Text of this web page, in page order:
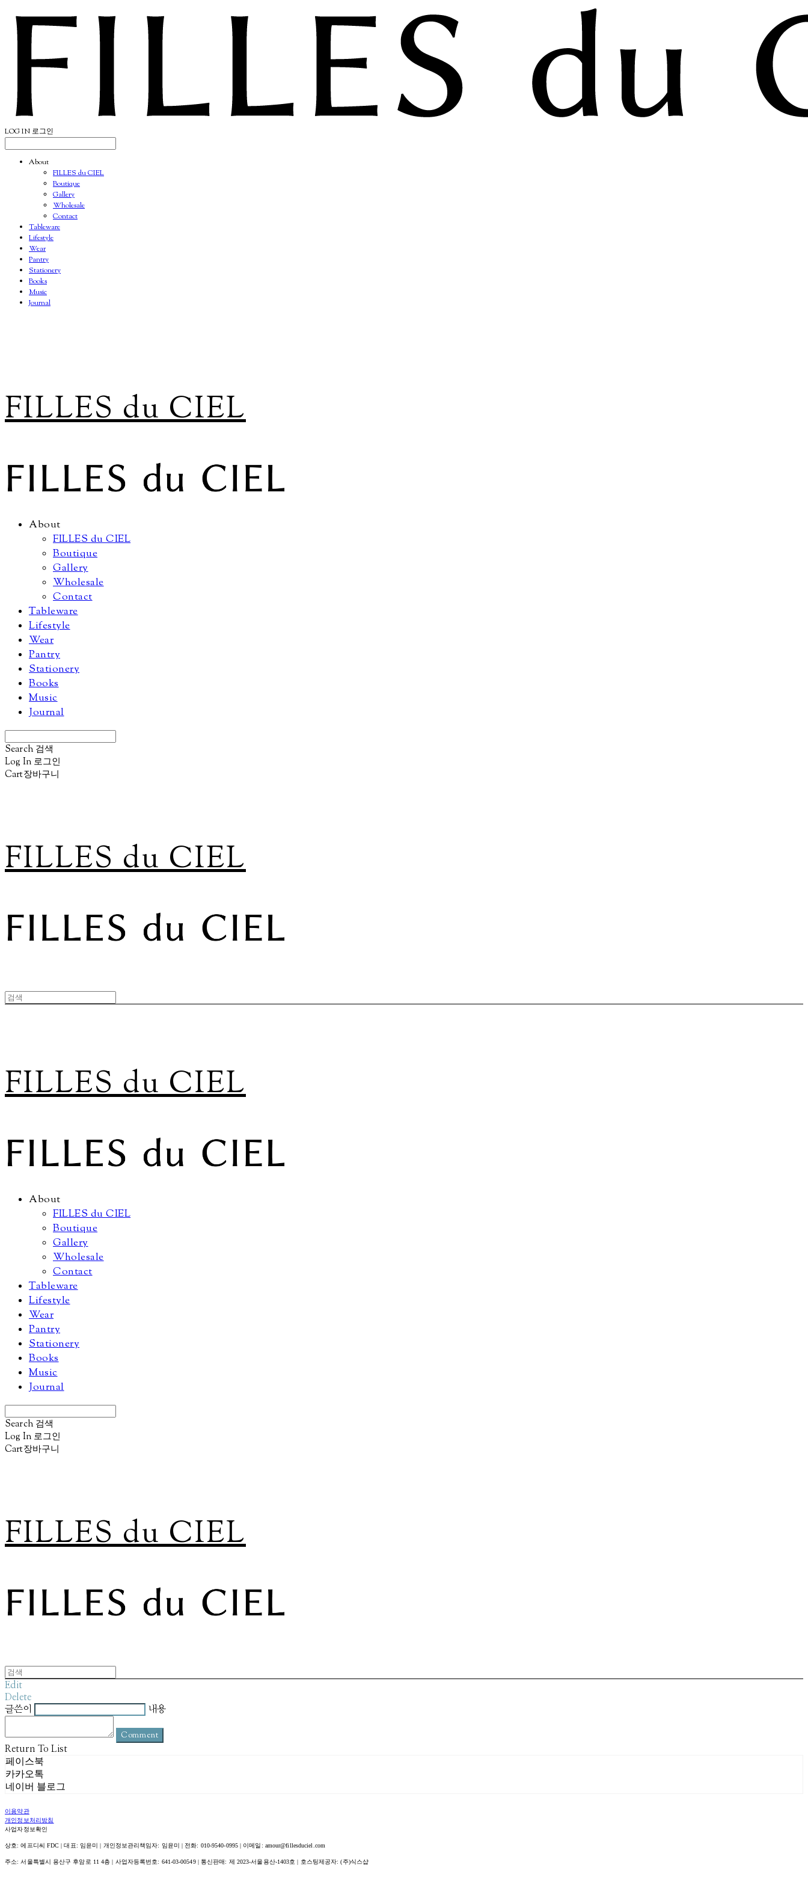
LOG IN 로그인
About
FILLES du CIEL
Boutique
Gallery
Wholesale
Contact
Tableware
Lifestyle
Wear
Pantry
Stationery
Books
Music
Journal
FILLES du CIEL
About
FILLES du CIEL
Boutique
Gallery
Wholesale
Contact
Tableware
Lifestyle
Wear
Pantry
Stationery
Books
Music
Journal
Search 검색
Log In 로그인
Cart장바구니
FILLES du CIEL
FILLES du CIEL
About
FILLES du CIEL
Boutique
Gallery
Wholesale
Contact
Tableware
Lifestyle
Wear
Pantry
Stationery
Books
Music
Journal
Search 검색
Log In 로그인
Cart장바구니
FILLES du CIEL
Edit
Delete
글쓴이
내용
Comment
Return To List
페이스북
카카오톡
네이버 블로그
이용약관
개인정보처리방침
사업자정보확인
상호: 에프디씨 FDC | 대표: 임윤미 | 개인정보관리책임자: 임윤미 | 전화: 010-9540-0995 | 이메일: amour@fillesduciel.com
주소: 서울특별시 용산구 후암로 11 4층 | 사업자등록번호: 641-03-00549| 통신판매: 제 2023-서울용산-1403호 | 호스팅제공자: (주)식스샵